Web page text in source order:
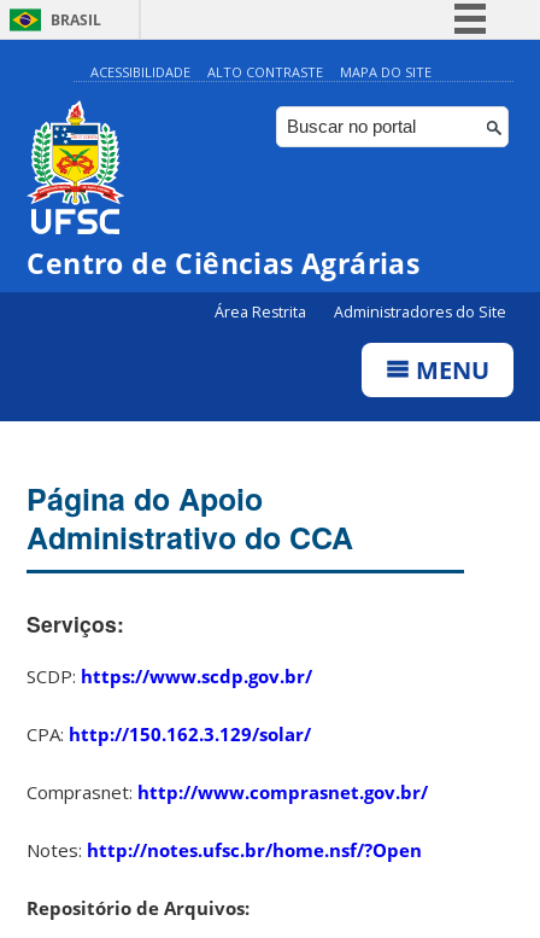
BRASIL
Simplifique!
Comunica BR
Participe
Canais
ACESSIBILIDADE ALTO CONTRASTE MAPA DO SITE
Centro de Ciências Agrárias
Área Restrita Administradores do Site
MENU
Página do Apoio
Administrativo do CCA
Serviços:
SCDP: https://www.scdp.gov.br/
CPA: http://150.162.3.129/solar/
Comprasnet: http://www.comprasnet.gov.br/
Notes: http://notes.ufsc.br/home.nsf/?Open
Repositório de Arquivos: